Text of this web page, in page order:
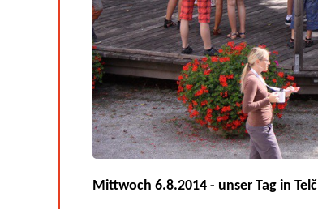
Mittwoch 6.8.2014 - unser Tag in Telč